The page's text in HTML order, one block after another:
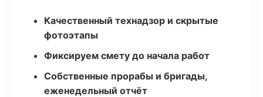
Качественный технадзор и скрытые
фотоэтапы
Фиксируем смету до начала работ
Собственные прорабы и бригады,
еженедельный отчёт